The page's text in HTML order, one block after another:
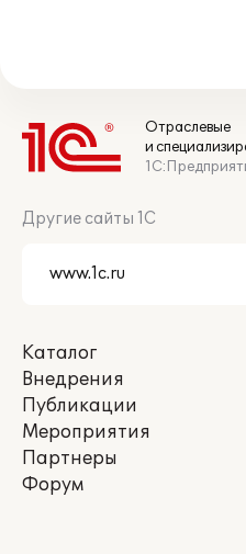
Отраслевые
и
Другие сайты 1С
Каталог
Внедрения
Публикации
Мероприятия
Партнеры
Форум